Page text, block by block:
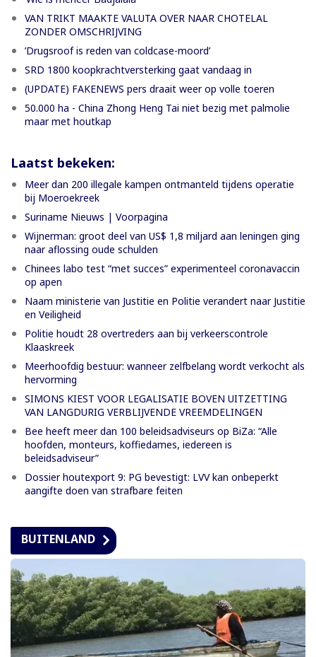
VAN TRIKT MAAKTE VALUTA OVER NAAR CHOTELAL
ZONDER OMSCHRIJVING
’Drugsroof is reden van coldcase-moord’
SRD 1800 koopkrachtversterking gaat vandaag in
(UPDATE) FAKENEWS pers draait weer op volle toeren
50.000 ha - China Zhong Heng Tai niet bezig met palmolie
maar met houtkap
Laatst bekeken:
Meer dan 200 illegale kampen ontmanteld tijdens operatie
bij Moeroekreek
Suriname Nieuws | Voorpagina
Wijnerman: groot deel van US$ 1,8 miljard aan leningen ging
naar aflossing oude schulden
Chinees labo test “met succes” experimenteel coronavaccin
op apen
Naam ministerie van Justitie en Politie verandert naar Justitie
en Veiligheid
Politie houdt 28 overtreders aan bij verkeerscontrole
Klaaskreek
Meerhoofdig bestuur: wanneer zelfbelang wordt verkocht als
hervorming
SIMONS KIEST VOOR LEGALISATIE BOVEN UITZETTING
VAN LANGDURIG VERBLIJVENDE VREEMDELINGEN
Bee heeft meer dan 100 beleidsadviseurs op BiZa: “Alle
hoofden, monteurs, koffiedames, iedereen is
beleidsadviseur”
Dossier houtexport 9: PG bevestigt: LVV kan onbeperkt
aangifte doen van strafbare feiten
BUITENLAND